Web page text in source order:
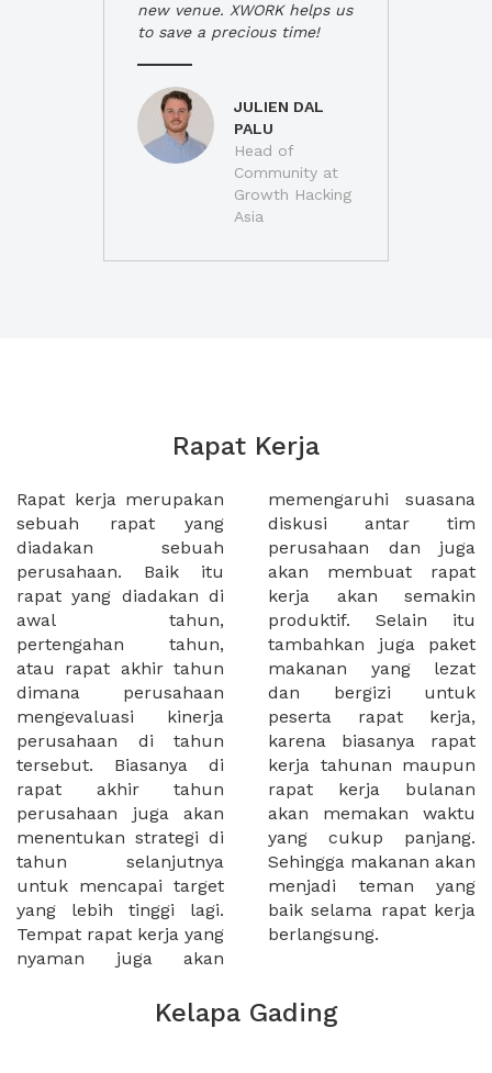
new venue. XWORK helps us
to save a precious time!
JULIEN DAL
PALU
Head of
Community at
Growth Hacking
Asia
Rapat Kerja
Rapat kerja merupakan
sebuah rapat yang
diadakan sebuah
perusahaan. Baik itu
rapat yang diadakan di
awal tahun,
pertengahan tahun,
atau rapat akhir tahun
dimana perusahaan
mengevaluasi kinerja
perusahaan di tahun
tersebut. Biasanya di
rapat akhir tahun
perusahaan juga akan
menentukan strategi di
tahun selanjutnya
untuk mencapai target
yang lebih tinggi lagi.
Tempat rapat kerja yang
nyaman juga akan
memengaruhi suasana
diskusi antar tim
perusahaan dan juga
akan membuat rapat
kerja akan semakin
produktif. Selain itu
tambahkan juga paket
makanan yang lezat
dan bergizi untuk
peserta rapat kerja,
karena biasanya rapat
kerja tahunan maupun
rapat kerja bulanan
akan memakan waktu
yang cukup panjang.
Sehingga makanan akan
menjadi teman yang
baik selama rapat kerja
berlangsung.
Kelapa Gading